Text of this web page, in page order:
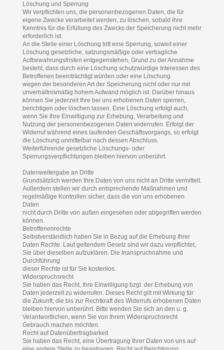
Löschung und Sperrung
Wir verpflichten uns, die personenbezogenen Daten, die für
eigene Zwecke verarbeitet werden, zu löschen, sobald ihre
Kenntnis für die Erfüllung des Zwecks der Speicherung nicht mehr
erforderlich ist.
An die Stelle einer Löschung tritt eine Sperrung, soweit einer
Löschung gesetzliche, satzungsmäßige oder vertragliche
Aufbewahrungsfristen entgegenstehen, Grund zu der Annahme
besteht, dass durch eine Löschung schutzwürdige Interessen des
Betroffenen beeinträchtigt würden oder eine Löschung
wegen der besonderen Art der Speicherung nicht oder nur mit
unverhältnismäßig hohem Aufwand möglich ist. Darüber hinaus
können Sie jederzeit Ihre bei uns erhobenen Daten sperren,
berichtigen oder löschen lassen. Eine Löschung erfolgt auch,
wenn Sie Ihre Einwilligung zur Erhebung, Verarbeitung und
Nutzung der personenbezogenen Daten widerrufen. Erfolgt der
Widerruf während eines laufenden Geschäftsvorgangs, so erfolgt
die Löschung unmittelbar nach dessen Abschluss.
Weiterführende gesetzliche Löschungs- oder
Sperrungsverpflichtungen bleiben hiervon unberührt.
Datenweitergabe an Dritte
Grundsätzlich werden Ihre Daten von uns nicht an Dritte vermittelt.
Außerdem stellen wir durch entsprechende Maßnahmen und
regelmäßige Kontrollen sicher, dass die von uns erhobenen
Daten
nicht durch Dritte von außen eingesehen oder abgegriffen werden
können.
Betroffenenrechte
Selbstverständlich haben Sie in Bezug auf die Erhebung Ihrer
Daten Rechte. Laut geltendem Gesetz sind wir dazu verpflichtet,
Sie über dieselben aufzuklären. Die Inanspruchnahme und
Durchführung
dieser Rechte ist für Sie kostenlos.
Widerspruchsrecht
Sie haben das Recht, Ihre Einwilligung bzgl. der Erhebung von
Daten jederzeit zu widerrufen. Dieses Recht gilt mit Wirkung für
die Zukunft; die bis zur Rechtkraft des Widerrufs erhobenen Daten
bleiben hiervon unberührt. Bitte wenden Sie sich an den u. g.
Verantwortlichen, wenn Sie von Ihrem Widerspruchsrecht
Gebrauch machen möchten.
Recht auf Datenübertragbarkeit
Sie haben das Recht, eine Übertragung Ihrer Daten von uns auf